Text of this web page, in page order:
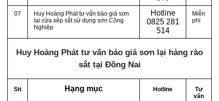
07
Huy Hoàng Phát tư vấn báo giá sơn
lại cửa xêp sắt sử dụng sơn Công
Nghiệp
Hotline
0825 281
514
Miễn
phí
Huy Hoàng Phát tư vấn báo giá sơn lại hàng rào
sắt tại Đồng Nai
Stt Hạng mục Hotline
Tư
vấn